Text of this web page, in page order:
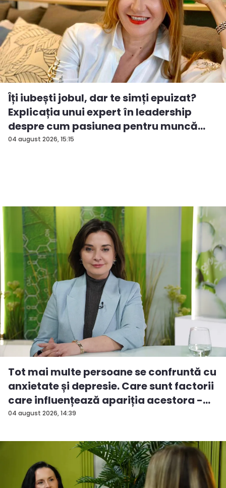
04 august 2026, 15:15
Îți iubești jobul, dar te simți epuizat?
Explicația unui expert în leadership
despre cum pasiunea pentru muncă
po...
04 august 2026, 14:39
Tot mai multe persoane se confruntă cu
anxietate și depresie. Care sunt factorii
care influențează apariția acestora -
V...